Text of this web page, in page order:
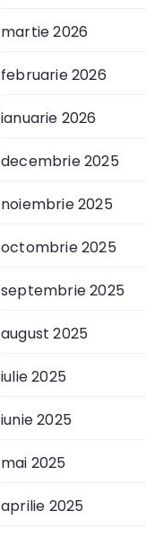
martie 2026
februarie 2026
ianuarie 2026
decembrie 2025
noiembrie 2025
octombrie 2025
septembrie 2025
august 2025
iulie 2025
iunie 2025
mai 2025
aprilie 2025